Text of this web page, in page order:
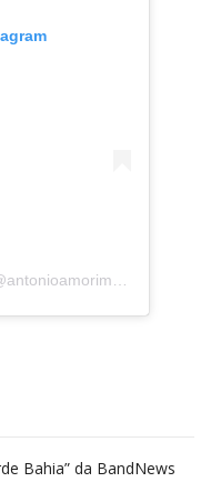
Bahia” da BandNews